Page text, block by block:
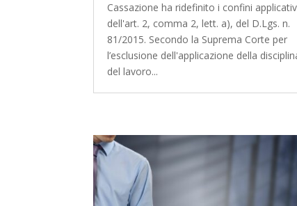
Cassazione ha ridefinito i confini
dell'art. 2, comma 2, lett. a), del D.Lgs. n.
81/2015. Secondo la Suprema Corte per
l’esclusione dell'applicazione della
del lavoro...